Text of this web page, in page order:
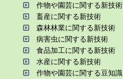
作物や園芸に関する新技術
畜産に関する新技術
森林林業に関する新技術
病害⾍に関する新技術
⾷品加⼯に関する新技術
⽔産に関する新技術
作物や園芸に関する⾖知識